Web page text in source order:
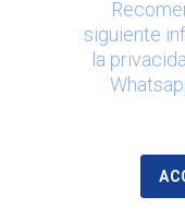
siguiente
la